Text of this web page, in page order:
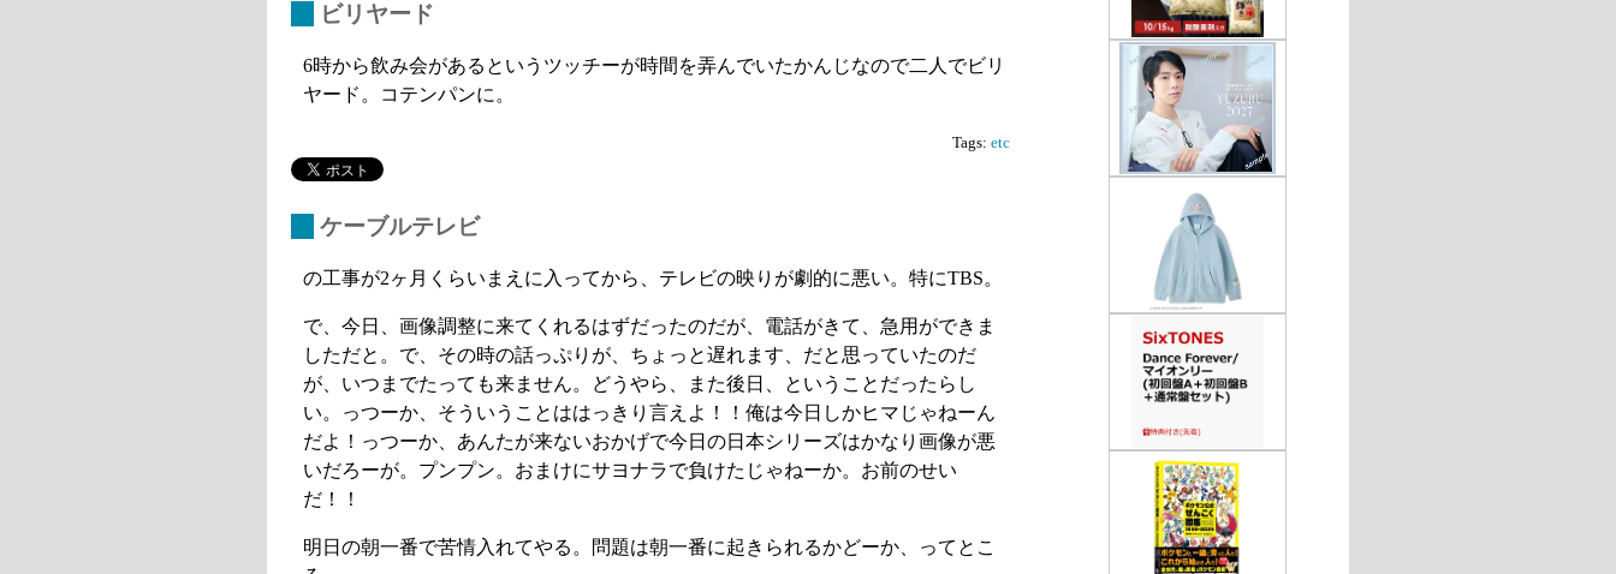
ビリヤード
6時から飲み会があるというツッチーが時間を弄んでいたかんじなので二人でビリ
ヤード。コテンパンに。
Tags: etc
ケーブルテレビ
の工事が2ヶ月くらいまえに入ってから、テレビの映りが劇的に悪い。特にTBS。
で、今日、画像調整に来てくれるはずだったのだが、電話がきて、急用ができま
しただと。で、その時の話っぷりが、ちょっと遅れます、だと思っていたのだ
が、いつまでたっても来ません。どうやら、また後日、ということだったらし
い。っつーか、そういうことははっきり言えよ！！俺は今日しかヒマじゃねーん
だよ！っつーか、あんたが来ないおかげで今日の日本シリーズはかなり画像が悪
いだろーが。プンプン。おまけにサヨナラで負けたじゃねーか。お前のせい
だ！！
明日の朝一番で苦情入れてやる。問題は朝一番に起きられるかどーか、ってとこ